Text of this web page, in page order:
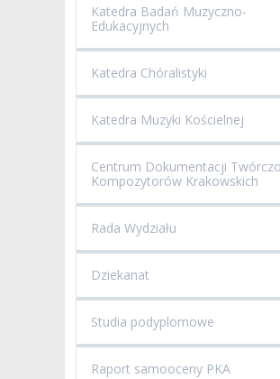
Katedra Badań Muzyczno-
Edukacyjnych
Katedra Chóralistyki
Katedra Muzyki Kościelnej
Centrum Dokumentacji
Kompozytorów Krakowskich
Rada Wydziału
Dziekanat
Studia podyplomowe
Raport samooceny PKA